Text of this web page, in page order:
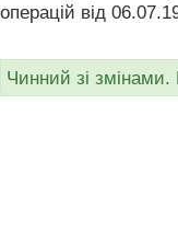
операцій від
Чинний зі змінами.